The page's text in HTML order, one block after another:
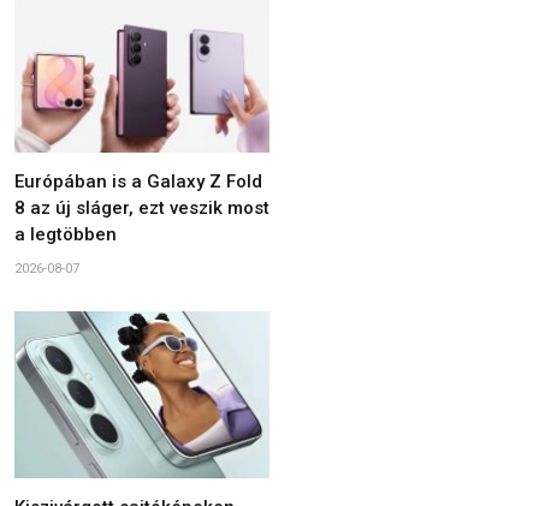
Európában is a Galaxy Z Fold
8 az új sláger, ezt veszik most
a legtöbben
2026-08-07